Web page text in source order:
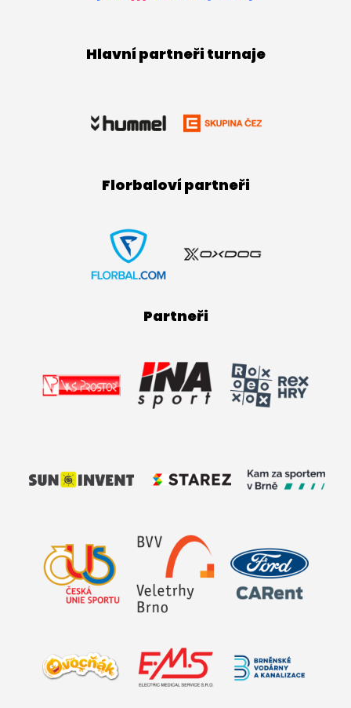
Hlavní partneři turnaje
Florbaloví partneři
Partneři